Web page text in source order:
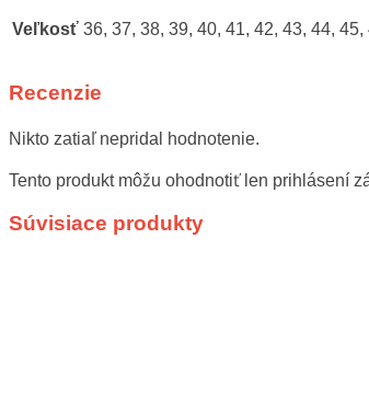
Veľkosť 36, 37, 38, 39, 40, 41, 42, 43, 44, 45,
Recenzie
Nikto zatiaľ nepridal hodnotenie.
Tento produkt môžu ohodnotiť len prihlásení
Súvisiace produkty